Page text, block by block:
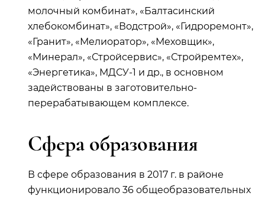
молочный комбинат», «Балтасинский
хлебокомбинат», «Водстрой», «Гидроремонт»,
«Гранит», «Мелиоратор», «Меховщик»,
«Минерал», «Стройсервис», «Стройремтех»,
«Энергетика», МДСУ-1 и др., в основном
задействованы в заготовительно-
перерабатывающем комплексе.
Сфера образования
В сфере образования в 2017 г. в районе
функционировало 36 общеобразовательных